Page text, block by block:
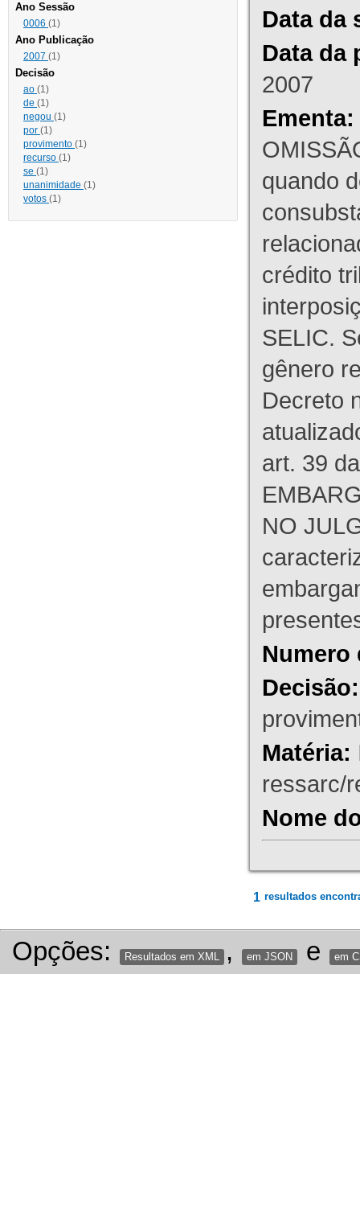
Ano Sessão
0006 (1)
Ano Publicação
2007 (1)
Decisão
ao (1)
de (1)
negou (1)
por (1)
provimento (1)
recurso (1)
se (1)
unanimidade (1)
votos (1)
Data da
Data da
2007
Ementa:
quando
crédito
SELIC.
gênero
Decreto
art. 39
NO
Numero
Decisão:
Matéria:
ressarc/
Nome
1 resultados
Opções: Resultados em XML , em JSON e em